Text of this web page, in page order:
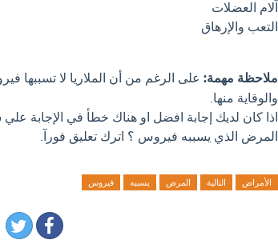
آلام العضلات
التعب والإرهاق
ملاحظة مهمة: على الرغم من أن الملاريا لا تسببها
والوقاية منها.
اذا كان لديك إجابة افضل او هناك خطأ في الإجابة علي
المرض الذي يسببه فيروس ؟ اترك تعليق فورآ.
الأمراض التالية المرض يسببه فيروس